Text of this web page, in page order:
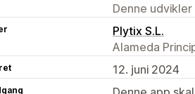
Denne
Plytix S.L.
Alameda
12. juni 2024